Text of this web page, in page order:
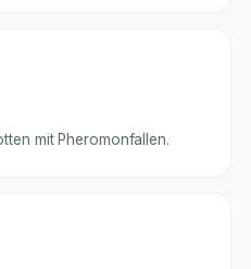
mit Pheromonfallen.